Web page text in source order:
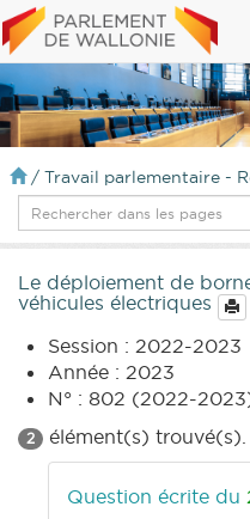
/ Travail parlementaire -
Le déploiement de
véhicules électriques
Session : 2022-2023
Année : 2023
N° : 802 (2022-
2 élément(s) trouvé(s).
Question écrite du